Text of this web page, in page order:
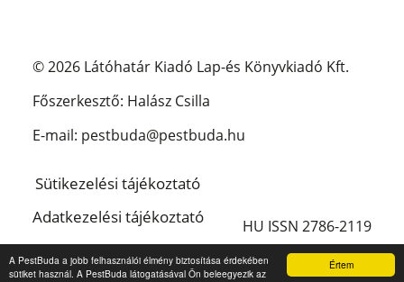
Értem
A PestBuda a jobb felhasználói élmény biztosítása érdekében
sütiket használ. A PestBuda látogatásával Ön beleegyezik az
© 2026 Látóhatár Kiadó Lap-és Könyvkiadó Kft.
Főszerkesztő: Halász Csilla
E-mail: pestbuda@pestbuda.hu
Sütikezelési tájékoztató
Adatkezelési tájékoztató
Impresszum
HU ISSN 2786-2119